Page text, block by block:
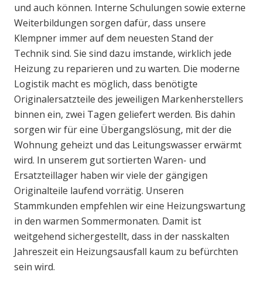
und auch können. Interne Schulungen sowie externe
Weiterbildungen sorgen dafür, dass unsere
Klempner immer auf dem neuesten Stand der
Technik sind. Sie sind dazu imstande, wirklich jede
Heizung zu reparieren und zu warten. Die moderne
Logistik macht es möglich, dass benötigte
Originalersatzteile des jeweiligen Markenherstellers
binnen ein, zwei Tagen geliefert werden. Bis dahin
sorgen wir für eine Übergangslösung, mit der die
Wohnung geheizt und das Leitungswasser erwärmt
wird. In unserem gut sortierten Waren- und
Ersatzteillager haben wir viele der gängigen
Originalteile laufend vorrätig. Unseren
Stammkunden empfehlen wir eine Heizungswartung
in den warmen Sommermonaten. Damit ist
weitgehend sichergestellt, dass in der nasskalten
Jahreszeit ein Heizungsausfall kaum zu befürchten
sein wird.